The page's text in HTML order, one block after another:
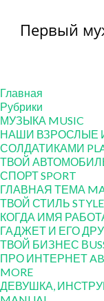
Первый
Главная
Рубрики
МУЗЫКА MUSIC
НАШИ ВЗРОСЛЫЕ
СОЛДАТИКАМИ
ТВОЙ
СПОРТ SPORT
ГЛАВНАЯ ТЕМА
ТВОЙ СТИЛЬ STYLE
КОГДА ИМЯ
ГАДЖЕТ И ЕГО
ТВОЙ БИЗНЕС
ПРО ИНТЕРНЕТ
MORE
ДЕВУШКА,